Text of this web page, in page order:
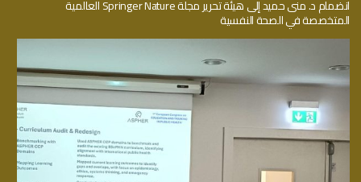
انضمام د. منى حميد إلى هيئة تحرير مجلة Springer Nature العالمية
المتخصصة في الصحة النفسية